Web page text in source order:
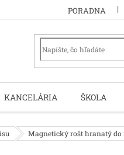
PORADNA
KANCELÁRIA ŠKOLA
Magnetický rošt hranatý do